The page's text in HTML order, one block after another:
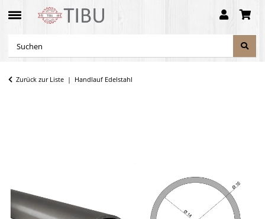
Zurück zur Liste Handlauf Edelstahl